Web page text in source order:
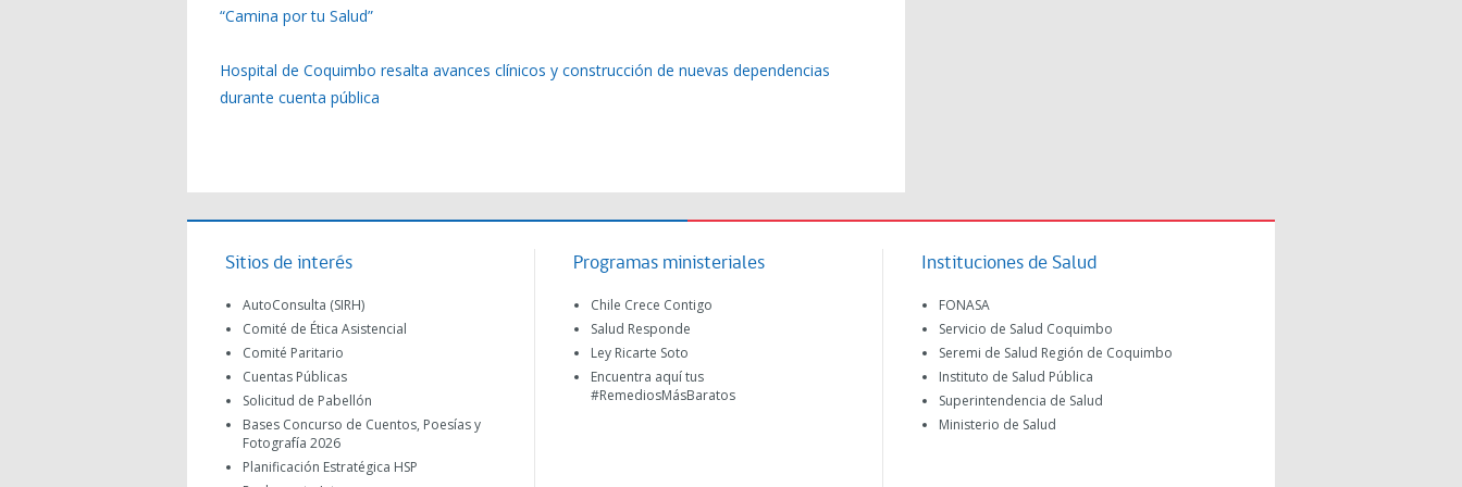
“Camina por tu Salud”
Hospital de Coquimbo resalta avances clínicos y construcción de nuevas dependencias
durante cuenta pública
Sitios de interés
AutoConsulta (SIRH)
Comité de Ética Asistencial
Comité Paritario
Cuentas Públicas
Solicitud de Pabellón
Bases Concurso de Cuentos, Poesías y
Fotografía 2026
Planificación Estratégica HSP
Programas ministeriales
Chile Crece Contigo
Salud Responde
Ley Ricarte Soto
Encuentra aquí tus
#RemediosMásBaratos
Instituciones de Salud
FONASA
Servicio de Salud Coquimbo
Seremi de Salud Región de Coquimbo
Instituto de Salud Pública
Superintendencia de Salud
Ministerio de Salud